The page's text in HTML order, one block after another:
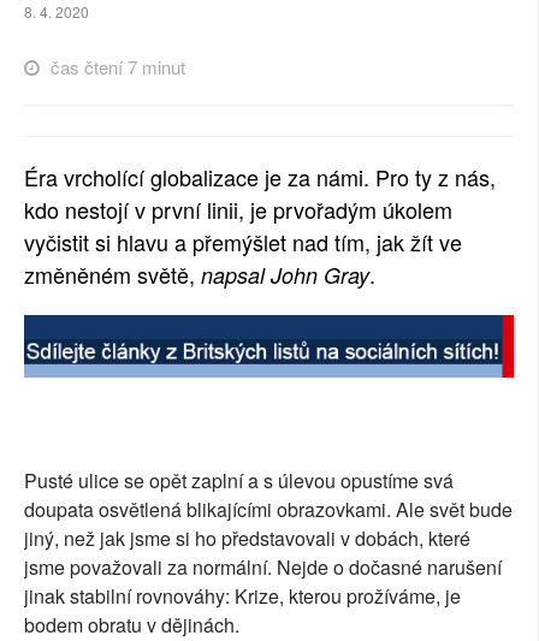
TÉMATA
NEJČTENĚJŠÍ ZA 7 DNÍ
PŘÍSPĚVKY NA PROVOZ
SOCIÁLNÍ SÍTĚ
PLNÁ VERZE STRÁNEK
8. 4. 2020
čas čtení 7 minut
Éra vrcholící globalizace je za námi. Pro ty z nás,
kdo nestojí v první linii, je prvořadým úkolem
vyčistit si hlavu a přemýšlet nad tím, jak žít ve
změněném světě, napsal John Gray.
Pusté ulice se opět zaplní a s úlevou opustíme svá
doupata osvětlená blikajícími obrazovkami. Ale svět bude
jiný, než jak jsme si ho představovali v dobách, které
jsme považovali za normální. Nejde o dočasné narušení
jinak stabilní rovnováhy: Krize, kterou prožíváme, je
bodem obratu v dějinách.